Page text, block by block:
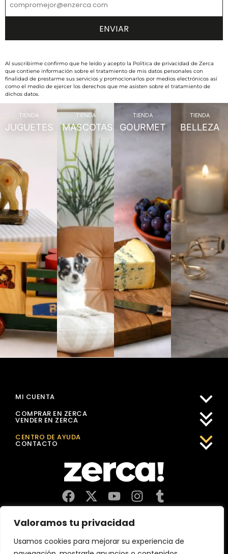
Valoramos tu privacidad
Usamos cookies para mejorar su experiencia de
Al suscribirme confirmo que he leído y acepto la Política de privacidad de Zerca
que contiene información sobre el tratamiento de mis datos personales con
finalidad de prestarme sus servicios y promocionarlos por medios electrónicos así
como el medio de ejercer los derechos que me asisten sobre el tratamiento de
dichos datos.
TIENDA
JUGUETES
TIENDA
MASCOTAS
TIENDA
GOURMET
TIENDA
BELLEZA
Comercios, productores y distribuidores locales. Pagan
impuestos aquí, y dinamizan economía y empleo en tu
MI CUENTA
COMPRAR EN ZERCA
VENDER EN ZERCA
CENTRO DE AYUDA
CONTACTO